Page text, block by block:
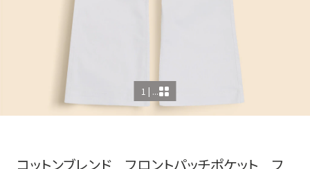
1 | ...
コットンブレンド フロントパッチポケット フ